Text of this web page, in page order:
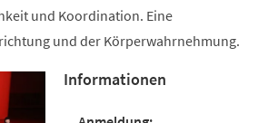
und Koordination. Eine
und der Körperwahrnehmung.
Informationen